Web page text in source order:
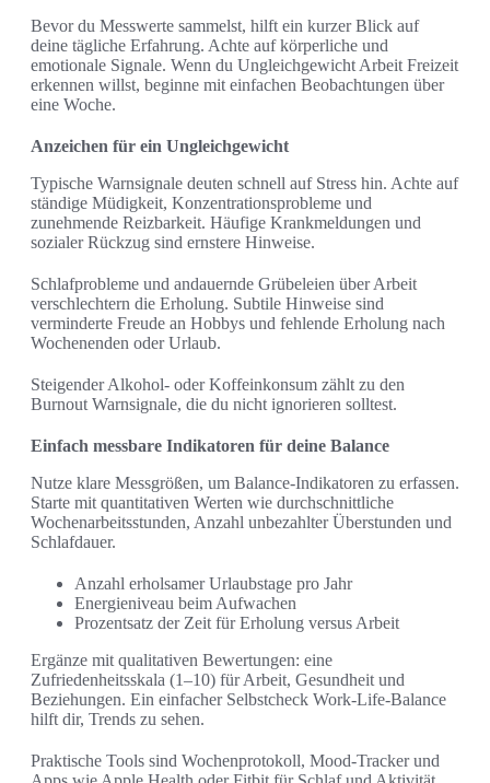
Bevor du Messwerte sammelst, hilft ein kurzer Blick auf
deine tägliche Erfahrung. Achte auf körperliche und
emotionale Signale. Wenn du Ungleichgewicht Arbeit Freizeit
erkennen willst, beginne mit einfachen Beobachtungen über
eine Woche.
Anzeichen für ein Ungleichgewicht
Typische Warnsignale deuten schnell auf Stress hin. Achte auf
ständige Müdigkeit, Konzentrationsprobleme und
zunehmende Reizbarkeit. Häufige Krankmeldungen und
sozialer Rückzug sind ernstere Hinweise.
Schlafprobleme und andauernde Grübeleien über Arbeit
verschlechtern die Erholung. Subtile Hinweise sind
verminderte Freude an Hobbys und fehlende Erholung nach
Wochenenden oder Urlaub.
Steigender Alkohol- oder Koffeinkonsum zählt zu den
Burnout Warnsignale, die du nicht ignorieren solltest.
Einfach messbare Indikatoren für deine Balance
Nutze klare Messgrößen, um Balance-Indikatoren zu erfassen.
Starte mit quantitativen Werten wie durchschnittliche
Wochenarbeitsstunden, Anzahl unbezahlter Überstunden und
Schlafdauer.
Anzahl erholsamer Urlaubstage pro Jahr
Energieniveau beim Aufwachen
Prozentsatz der Zeit für Erholung versus Arbeit
Ergänze mit qualitativen Bewertungen: eine
Zufriedenheitsskala (1–10) für Arbeit, Gesundheit und
Beziehungen. Ein einfacher Selbstcheck Work-Life-Balance
hilft dir, Trends zu sehen.
Praktische Tools sind Wochenprotokoll, Mood‑Tracker und